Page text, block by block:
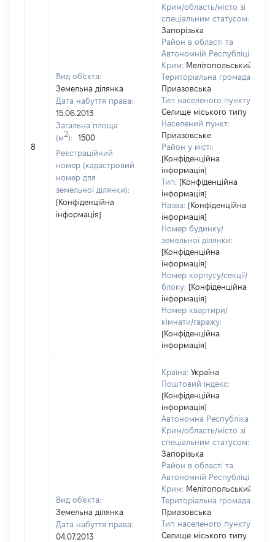
8
Вид об'єкта:
Земельна ділянка
Дата набуття права:
15.06.2013
Загальна площа
(м2):
1500
Реєстраційний
номер (кадастровий
номер для
земельної ділянки):
[Конфіденційна
інформація]
Крим/область/місто зі
спеціальним статусом:
Запорізька
Район в області та
Автономній Республіці
Крим: Мелітопольський
Територіальна громада:
Приазовська
Тип населеного пункту:
Селище міського типу
Населений пункт:
Приазовське
Район у місті:
[Конфіденційна
інформація]
Тип: [Конфіденційна
інформація]
Назва: [Конфіденційна
інформація]
Номер будинку/
земельної ділянки:
[Конфіденційна
інформація]
Номер корпусу/секції/
блоку: [Конфіденційна
інформація]
Номер квартири/
кімнати/гаражу:
[Конфіденційна
інформація]
Вид об'єкта:
Земельна ділянка
Дата набуття права:
04.07.2013
Країна: Україна
Поштовий індекс:
[Конфіденційна
інформація]
Автономна Республіка
Крим/область/місто зі
спеціальним статусом:
Запорізька
Район в області та
Автономній Республіці
Крим: Мелітопольський
Територіальна громада:
Приазовська
Тип населеного пункту:
Селище міського типу